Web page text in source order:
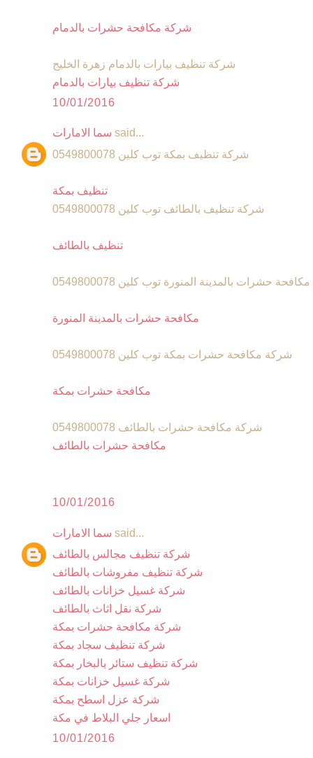
شركة مكافحة حشرات بالدمام
شركة تنظيف بيارات بالدمام زهرة الخليج
شركة تنظيف بيارات بالدمام
10/01/2016
سما الامارات said...
شركة تنظيف بمكة توب كلين 0549800078
تنظيف بمكة
شركة تنظيف بالطائف توب كلين 0549800078
تنظيف بالطائف
حشرات بالمدينة المنورة توب كلين 0549800078
مكافحة حشرات بالمدينة المنورة
شركة مكافحة حشرات بمكة توب كلين 0549800078
مكافحة حشرات بمكة
شركة مكافحة حشرات بالطائف 0549800078
مكافحة حشرات بالطائف
10/01/2016
سما الامارات said...
شركة تنظيف مجالس بالطائف
شركة تنظيف مفروشات بالطائف
شركة غسيل خزانات بالطائف
شركة نقل اثاث بالطائف
شركة مكافحة حشرات بمكة
شركة تنظيف سجاد بمكة
شركة تنظيف ستائر بالبخار بمكة
شركة غسيل خزانات بمكة
شركة عزل اسطح بمكة
اسعار جلي البلاط في مكة
10/01/2016